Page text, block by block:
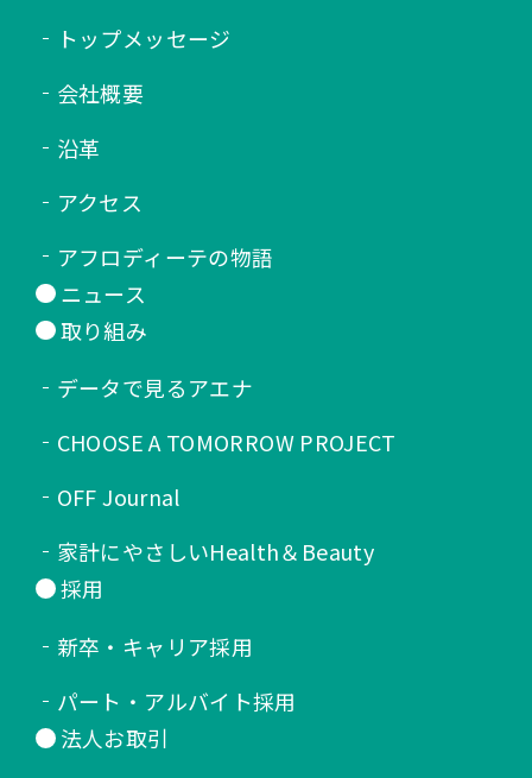
トップメッセージ
会社概要
沿革
アクセス
アフロディーテの物語
ニュース
取り組み
データで見るアエナ
CHOOSE A TOMORROW PROJECT
OFF Journal
家計にやさしいHealth＆Beauty
採用
新卒・キャリア採用
パート・アルバイト採用
法人お取引